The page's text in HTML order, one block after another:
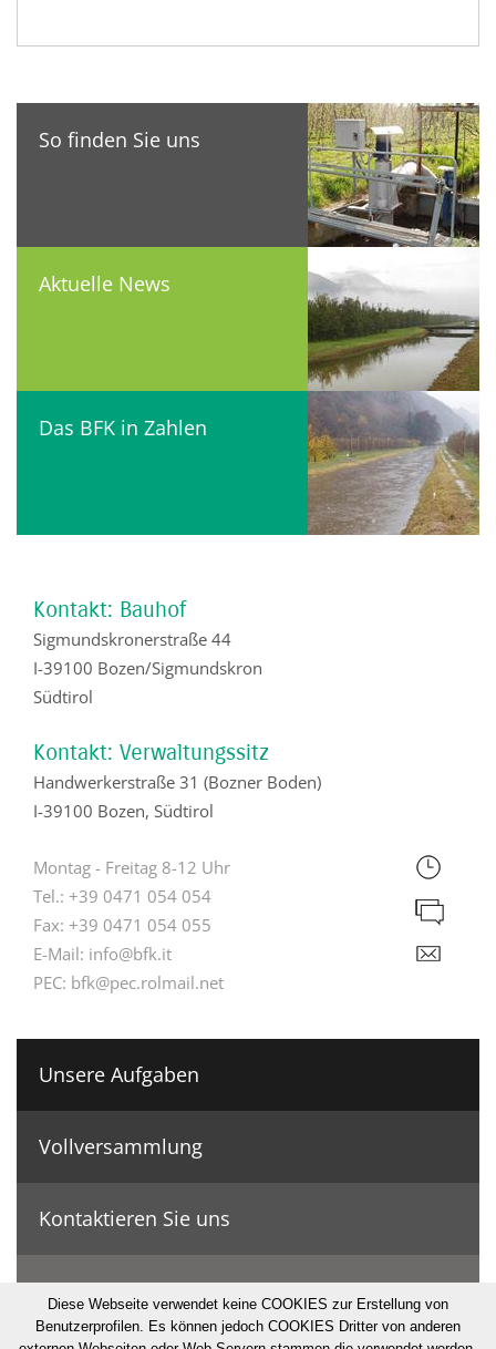
So finden Sie uns
Aktuelle News
Das BFK in Zahlen
Kontakt: Bauhof
Sigmundskronerstraße 44
I-39100 Bozen/Sigmundskron
Südtirol
Kontakt: Verwaltungssitz
Handwerkerstraße 31 (Bozner Boden)
I-39100 Bozen, Südtirol
Montag - Freitag 8-12 Uhr
Tel.: +39 0471 054 054
Fax: +39 0471 054 055
E-Mail: info@bfk.it
PEC: bfk@pec.rolmail.net
Unsere Aufgaben
Vollversammlung
Kontaktieren Sie uns
Geschichte & Zahlen
Diese Webseite verwendet keine COOKIES zur Erstellung von
Benutzerprofilen. Es können jedoch COOKIES Dritter von anderen